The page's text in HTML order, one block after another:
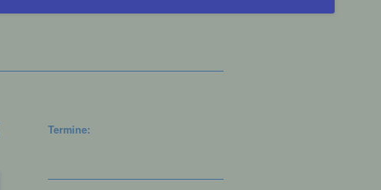
Termine: